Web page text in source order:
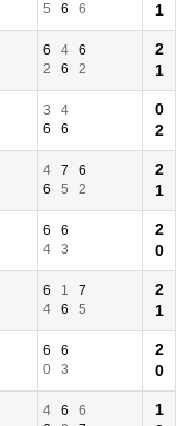
5
6 6
1
6 4
6
2
6 2
2
1
3
4
6
6
0
2
4 7
6
6
5 2
2
1
6
6
4
3
2
0
6 1
7
4
6 5
2
1
6
6
0
3
2
0
4 6
6
1